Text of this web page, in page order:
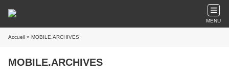
MENU
Accueil » MOBILE.ARCHIVES
MOBILE.ARCHIVES